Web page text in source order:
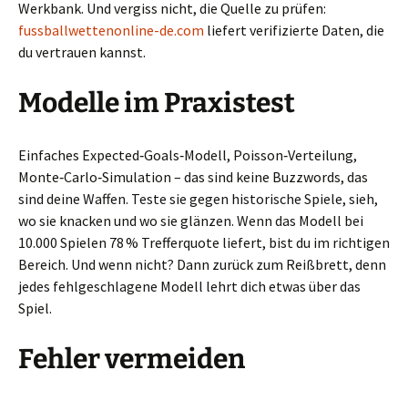
Werkbank. Und vergiss nicht, die Quelle zu prüfen:
fussballwettenonline-de.com liefert verifizierte Daten, die
du vertrauen kannst.
Modelle im Praxistest
Einfaches Expected‑Goals‑Modell, Poisson‑Verteilung,
Monte‑Carlo‑Simulation – das sind keine Buzzwords, das
sind deine Waffen. Teste sie gegen historische Spiele, sieh,
wo sie knacken und wo sie glänzen. Wenn das Modell bei
10.000 Spielen 78 % Trefferquote liefert, bist du im richtigen
Bereich. Und wenn nicht? Dann zurück zum Reißbrett, denn
jedes fehlgeschlagene Modell lehrt dich etwas über das
Spiel.
Fehler vermeiden